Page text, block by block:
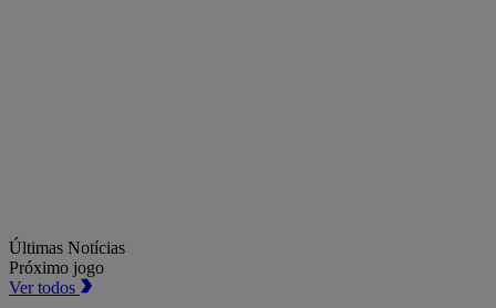
Últimas Notícias
Próximo jogo
Ver todos